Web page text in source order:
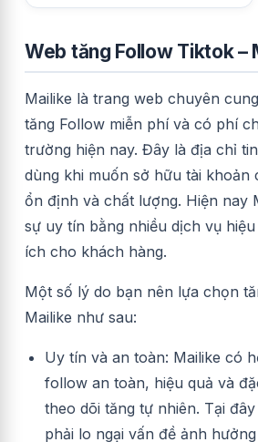
Web tăng Follow Tiktok –
Mailike là trang web chuyên
tăng Follow miễn phí và có phí
trường hiện nay. Đây là địa chỉ
dùng khi muốn sở hữu tài khoản
ổn định và chất lượng. Hiện nay
sự uy tín bằng nhiều dịch vụ
ích cho khách hàng.
Một số lý do bạn nên lựa chọn
Mailike như sau:
Uy tín và an toàn: Mailike có
follow an toàn, hiệu quả và
theo dõi tăng tự nhiên. Tại
phải lo ngại vấn đề ảnh